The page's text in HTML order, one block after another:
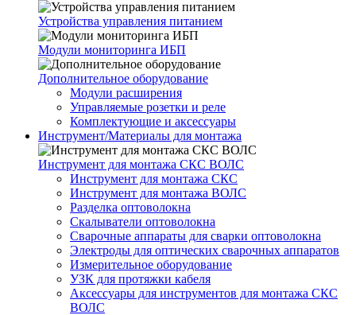
Устройства управления питанием
Модули мониторинга ИБП
Дополнительное оборудование
Модули расширения
Управляемые розетки и реле
Комплектующие и аксессуары
Инструмент/Материалы для монтажа
Инструмент для монтажа СКС ВОЛС
Инструмент для монтажа СКС
Инструмент для монтажа ВОЛС
Разделка оптоволокна
Скалыватели оптоволокна
Сварочные аппараты для сварки оптоволокна
Электроды для оптических сварочных аппаратов
Измерительное оборудование
УЗК для протяжки кабеля
Аксессуары для инструментов для монтажа СКС
ВОЛС